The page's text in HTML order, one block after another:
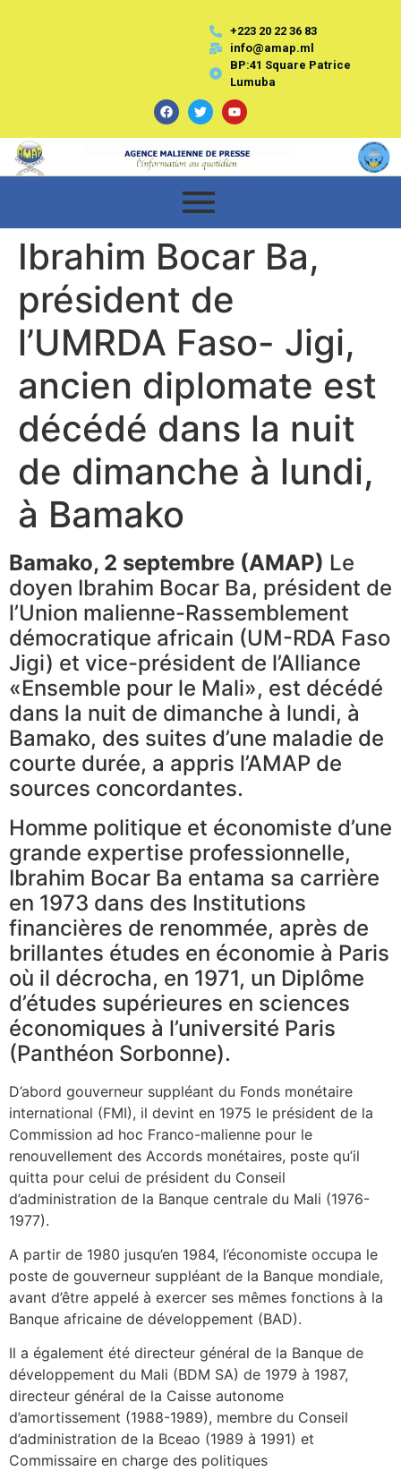
+223 20 22 36 83
info@amap.ml
BP:41 Square Patrice
Lumuba
Ibrahim Bocar Ba,
président de
l’UMRDA Faso- Jigi,
ancien diplomate est
décédé dans la nuit
de dimanche à lundi,
à Bamako
Bamako, 2 septembre (AMAP) Le
doyen Ibrahim Bocar Ba, président de
l’Union malienne-Rassemblement
démocratique africain (UM-RDA Faso
Jigi) et vice-président de l’Alliance
«Ensemble pour le Mali», est décédé
dans la nuit de dimanche à lundi, à
Bamako, des suites d’une maladie de
courte durée, a appris l’AMAP de
sources concordantes.
Homme politique et économiste d’une
grande expertise professionnelle,
Ibrahim Bocar Ba entama sa carrière
en 1973 dans des Institutions
financières de renommée, après de
brillantes études en économie à Paris
où il décrocha, en 1971, un Diplôme
d’études supérieures en sciences
économiques à l’université Paris
(Panthéon Sorbonne).
D’abord gouverneur suppléant du Fonds monétaire
international (FMI), il devint en 1975 le président de la
Commission ad hoc Franco-malienne pour le
renouvellement des Accords monétaires, poste qu’il
quitta pour celui de président du Conseil
d’administration de la Banque centrale du Mali (1976-
1977).
A partir de 1980 jusqu’en 1984, l’économiste occupa le
poste de gouverneur suppléant de la Banque mondiale,
avant d’être appelé à exercer ses mêmes fonctions à la
Banque africaine de développement (BAD).
Il a également été directeur général de la Banque de
développement du Mali (BDM SA) de 1979 à 1987,
directeur général de la Caisse autonome
d’amortissement (1988-1989), membre du Conseil
d’administration de la Bceao (1989 à 1991) et
Commissaire en charge des politiques